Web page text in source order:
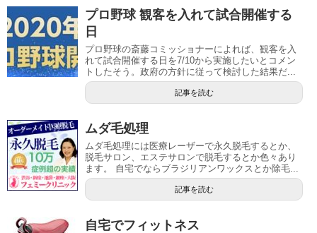
プロ野球 観客を入れて試合開催する
日
プロ野球の斎藤コミッショナーによれば、観客を入
れて試合開催する日を7/10から実施したいとコメン
トしたそう。政府の方針に従って検討した結果だ...
記事を読む
ムダ毛処理
ムダ毛処理には医療レーザーで永久脱毛するとか、
脱毛サロン、エステサロンで脱毛するとか色々あり
ます。 自宅でならブラジリアンワックスとか除毛...
記事を読む
自宅でフィットネス